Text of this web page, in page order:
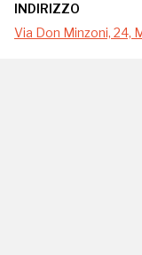
INDIRIZZO
Via Don Minzoni, 24,